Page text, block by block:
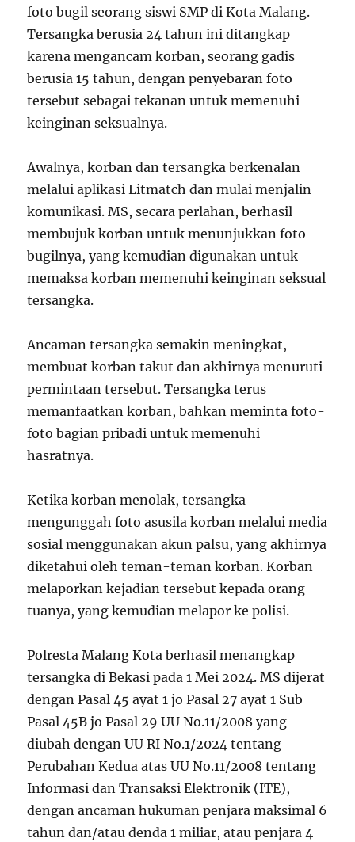
foto bugil seorang siswi SMP di Kota Malang.
Tersangka berusia 24 tahun ini ditangkap
karena mengancam korban, seorang gadis
berusia 15 tahun, dengan penyebaran foto
tersebut sebagai tekanan untuk memenuhi
keinginan seksualnya.
Awalnya, korban dan tersangka berkenalan
melalui aplikasi Litmatch dan mulai menjalin
komunikasi. MS, secara perlahan, berhasil
membujuk korban untuk menunjukkan foto
bugilnya, yang kemudian digunakan untuk
memaksa korban memenuhi keinginan seksual
tersangka.
Ancaman tersangka semakin meningkat,
membuat korban takut dan akhirnya menuruti
permintaan tersebut. Tersangka terus
memanfaatkan korban, bahkan meminta foto-
foto bagian pribadi untuk memenuhi
hasratnya.
Ketika korban menolak, tersangka
mengunggah foto asusila korban melalui media
sosial menggunakan akun palsu, yang akhirnya
diketahui oleh teman-teman korban. Korban
melaporkan kejadian tersebut kepada orang
tuanya, yang kemudian melapor ke polisi.
Polresta Malang Kota berhasil menangkap
tersangka di Bekasi pada 1 Mei 2024. MS dijerat
dengan Pasal 45 ayat 1 jo Pasal 27 ayat 1 Sub
Pasal 45B jo Pasal 29 UU No.11/2008 yang
diubah dengan UU RI No.1/2024 tentang
Perubahan Kedua atas UU No.11/2008 tentang
Informasi dan Transaksi Elektronik (ITE),
dengan ancaman hukuman penjara maksimal 6
tahun dan/atau denda 1 miliar, atau penjara 4